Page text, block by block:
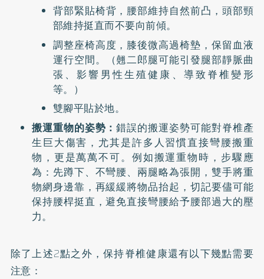
背部緊貼椅背，腰部維持自然前凸，頭部頸
部維持挺直而不要向前傾。
調整座椅高度，膝後微高過椅墊，保留血液
運行空間。（翹二郎腿可能引發腿部靜脈曲
張、影響男性生殖健康、導致脊椎變形
等。）
雙腳平貼於地。
搬運重物的姿勢：錯誤的搬運姿勢可能對脊椎產
生巨大傷害，尤其是許多人習慣直接彎腰搬重
物，更是萬萬不可。例如搬運重物時，步驟應
為：先蹲下、不彎腰、兩腿略為張開，雙手將重
物網身邊靠，再緩緩將物品抬起，切記要儘可能
保持腰桿挺直，避免直接彎腰給予腰部過大的壓
力。
除了上述2點之外，保持脊椎健康還有以下幾點需要
注意：